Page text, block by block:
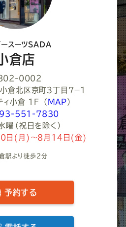
だ
ースーツSADA
倉店
0002
倉北区京町３丁目７−１
ィ小倉 1F
（ MAP ）
551-7830
曜（祝日を除く）
日(月)～8月14日(金)
駅より徒歩2分
予約する